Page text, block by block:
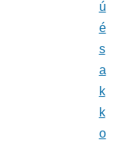
ú
é
s
a
k
k
o